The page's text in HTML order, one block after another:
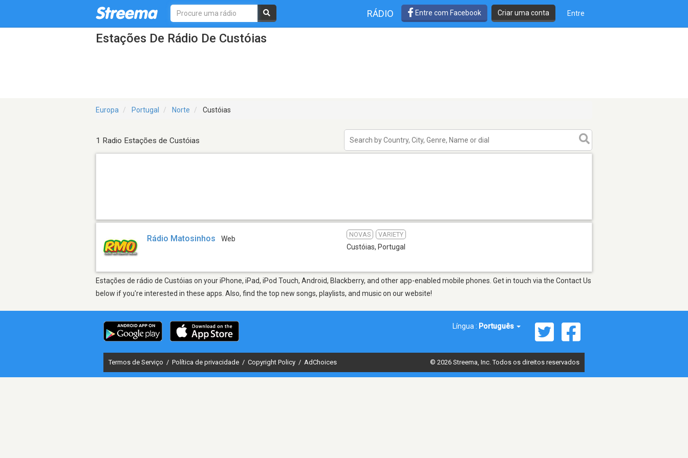
RÁDIO Entre com Facebook Criar uma conta Entre
Estações De Rádio De Custóias
Europa Portugal Norte Custóias
1 Radio Estações de Custóias
Rádio Matosinhos Web
NOVAS VARIETY
Custóias, Portugal
Estações de rádio de Custóias on your iPhone, iPad, iPod Touch, Android, Blackberry, and other app-enabled mobile phones. Get in touch via the Contact Us
below if you're interested in these apps. Also, find the top new songs, playlists, and music on our website!
Língua : Português
Termos de Serviço / Política de privacidade / Copyright Policy / AdChoices © 2026 Streema, Inc. Todos os direitos reservados